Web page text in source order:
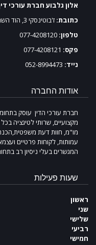
אלון גלבוע חברת עורכי
כתובת: ז'בוטינסקי 3, הוד השרון 4534205
טלפון:
פקס:
נייד:
אודות החברה
חברת עורכי הדין עוסק
מקצועיים, שרותי לטיגציה
מו"מ, חוות דעת משפטית,הכנת
עמותות, לקוחות פרטיים
המגשרים בעלי ניסיון רב
שעות פעילות
ראשון
שני
שלישי
רביעי
חמישי